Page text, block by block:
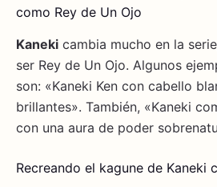
como Rey de Un Ojo
Kaneki cambia mucho en la
ser Rey de Un Ojo. Algunos
son: «Kaneki Ken con cabello
brillantes». También, «Kaneki
con una aura de poder
Recreando el kagune de Kaneki